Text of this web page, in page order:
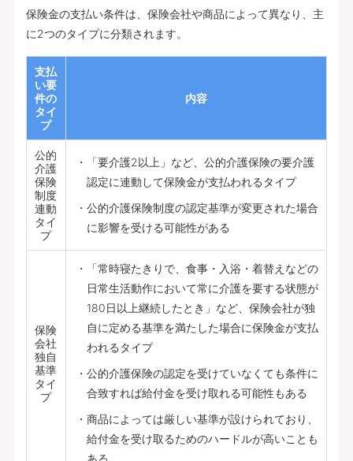
保険金の支払い条件は、保険会社や商品によって異なり、主
に2つのタイプに分類されます。
支払
い要
件の
タイ
プ
内容
公的
介護
保険
制度
連動
タイ
プ
「要介護2以上」など、公的介護保険の要介護
認定に連動して保険金が支払われるタイプ
公的介護保険制度の認定基準が変更された場合
に影響を受ける可能性がある
保険
会社
独自
基準
タイ
プ
「常時寝たきりで、食事・入浴・着替えなどの
日常生活動作において常に介護を要する状態が
180日以上継続したとき」など、保険会社が独
自に定める基準を満たした場合に保険金が支払
われるタイプ
公的介護保険の認定を受けていなくても条件に
合致すれば給付金を受け取れる可能性もある
商品によっては厳しい基準が設けられており、
給付金を受け取るためのハードルが高いことも
ある